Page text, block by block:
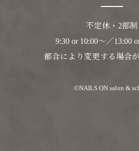
不定休・2部制
9:30 or 10:00～／13:00
都合により変更する場合
©NAILS ON salon &